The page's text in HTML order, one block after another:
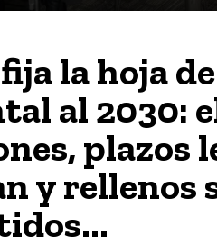
la hoja
al 2030:
plazos
y rellenos